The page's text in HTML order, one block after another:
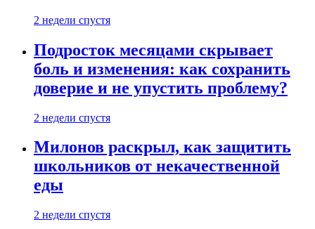
2 недели спустя
Подросток месяцами скрывает
боль и изменения: как сохранить
доверие и не упустить проблему?
2 недели спустя
Милонов раскрыл, как защитить
школьников от некачественной
еды
2 недели спустя